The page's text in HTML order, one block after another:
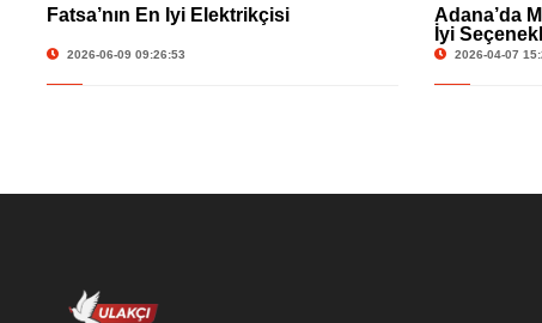
Fatsa’nın En İyi Elektrikçisi
2026-06-09 09:26:53
Adana’da
İyi
2026-04-07